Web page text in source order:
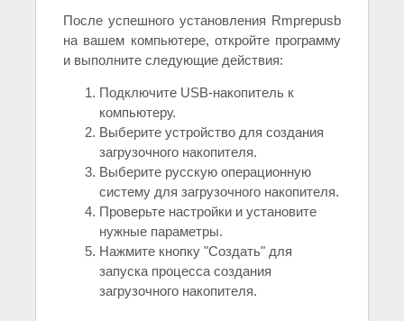
После успешного установления Rmprepusb
на вашем компьютере, откройте программу
и выполните следующие действия:
Подключите USB-накопитель к
компьютеру.
Выберите устройство для создания
загрузочного накопителя.
Выберите русскую операционную
систему для загрузочного накопителя.
Проверьте настройки и установите
нужные параметры.
Нажмите кнопку "Создать" для
запуска процесса создания
загрузочного накопителя.